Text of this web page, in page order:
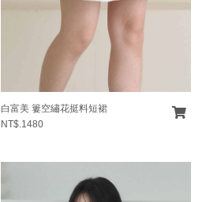
白富美 簍空繡花挺料短裙
NT$.1480